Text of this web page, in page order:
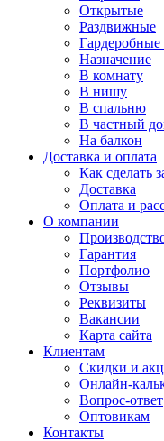
Открытые
Раздвижные
Назначение
В комнату
В нишу
В спальню
В частный
На балкон
Доставка и оплата
Как сделать
Доставка
Оплата и
О компании
Гарантия
Портфолио
Отзывы
Реквизиты
Вакансии
Карта сайта
Клиентам
Скидки и
Онлайн-
Вопрос-ответ
Оптовикам
Контакты